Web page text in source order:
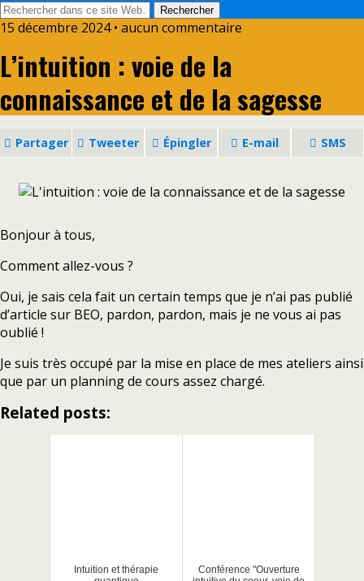
15 décembre 2024 • aucun commentaire
L’intuition : voie de la
connaissance et de la sagesse
Partager Tweeter Épingler E-mail SMS
Bonjour à tous,
Comment allez-vous ?
Oui, je sais cela fait un certain temps que je n’ai pas publié
d’article sur BEO, pardon, pardon, mais je ne vous ai pas
oublié !
Je suis très occupé par la mise en place de mes ateliers ainsi
que par un planning de cours assez chargé.
Related posts:
Intuition et thérapie
Conférence "Ouverture